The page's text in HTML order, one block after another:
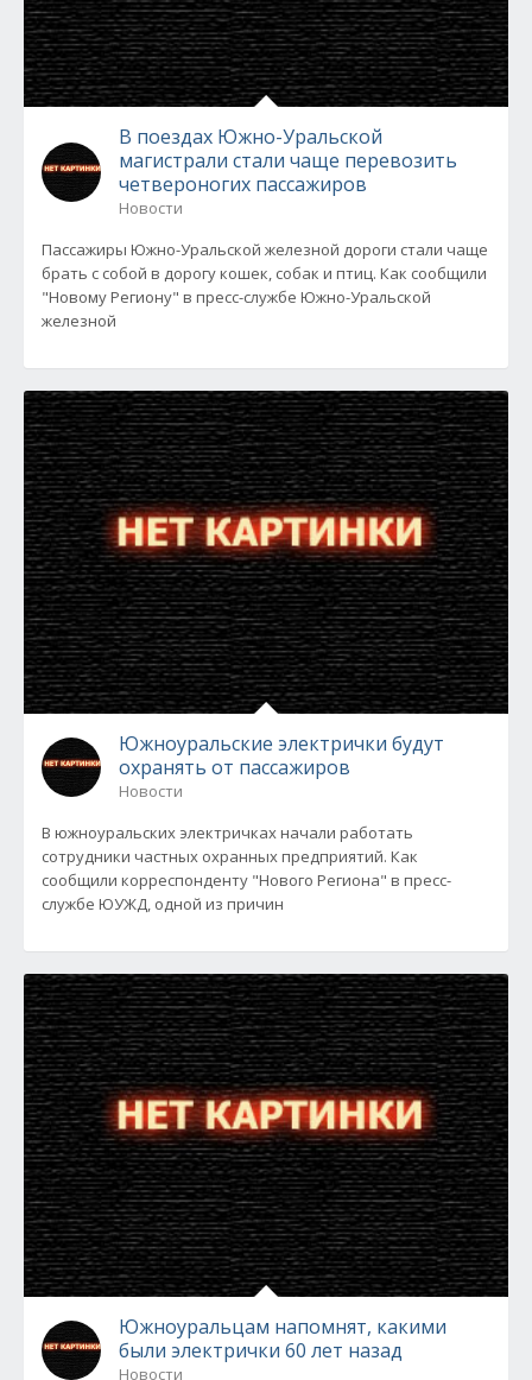
В поездах Южно-Уральской
магистрали стали чаще перевозить
четвероногих пассажиров
Новости
Пассажиры Южно-Уральской железной дороги стали чаще
брать с собой в дорогу кошек, собак и птиц. Как сообщили
"Новому Региону" в пресс-службе Южно-Уральской
железной
Южноуральские электрички будут
охранять от пассажиров
Новости
В южноуральских электричках начали работать
сотрудники частных охранных предприятий. Как
сообщили корреспонденту "Нового Региона" в пресс-
службе ЮУЖД, одной из причин
Южноуральцам напомнят, какими
были электрички 60 лет назад
Новости